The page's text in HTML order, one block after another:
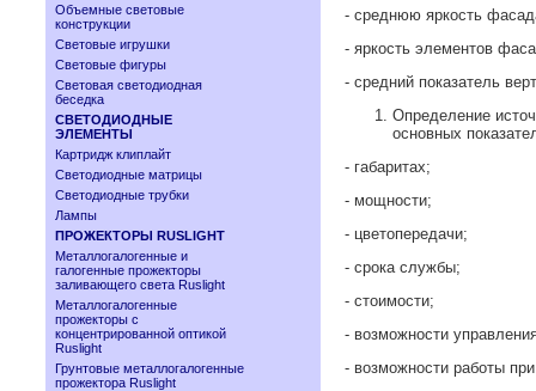
Объемные световые
конструкции
Световые игрушки
Световые фигуры
Световая светодиодная
беседка
СВЕТОДИОДНЫЕ
ЭЛЕМЕНТЫ
Картридж клиплайт
Светодиодные матрицы
Светодиодные трубки
Лампы
ПРОЖЕКТОРЫ RUSLIGHT
Металлогалогенные и
галогенные прожекторы
заливающего света Ruslight
Металлогалогенные
прожекторы с
концентрированной оптикой
Ruslight
Грунтовые металлогалогенные
прожектора Ruslight
- среднюю яркость
- яркость элементов
- средний показатель
Определение
основных
- габаритах;
- мощности;
- цветопередачи;
- срока службы;
- стоимости;
- возможности
- возможности работы